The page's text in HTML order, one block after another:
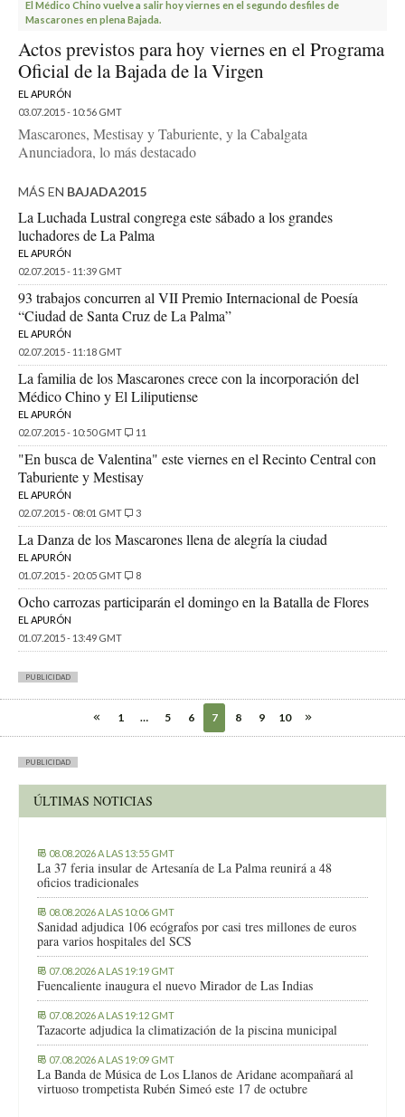
El Médico Chino vuelve a salir hoy viernes en el segundo desfiles de
Mascarones en plena Bajada.
Actos previstos para hoy viernes en el Programa
Oficial de la Bajada de la Virgen
EL APURÓN
03.07.2015 - 10:56 GMT
Mascarones, Mestisay y Taburiente, y la Cabalgata
Anunciadora, lo más destacado
MÁS EN BAJADA2015
La Luchada Lustral congrega este sábado a los grandes
luchadores de La Palma
EL APURÓN
02.07.2015 - 11:39 GMT
93 trabajos concurren al VII Premio Internacional de Poesía
“Ciudad de Santa Cruz de La Palma”
EL APURÓN
02.07.2015 - 11:18 GMT
La familia de los Mascarones crece con la incorporación del
Médico Chino y El Liliputiense
EL APURÓN
02.07.2015 - 10:50 GMT
11
"En busca de Valentina" este viernes en el Recinto Central con
Taburiente y Mestisay
EL APURÓN
02.07.2015 - 08:01 GMT
3
La Danza de los Mascarones llena de alegría la ciudad
EL APURÓN
01.07.2015 - 20:05 GMT
8
Ocho carrozas participarán el domingo en la Batalla de Flores
EL APURÓN
01.07.2015 - 13:49 GMT
PUBLICIDAD
1 … 5 6 7 8 9 10
PUBLICIDAD
ÚLTIMAS NOTICIAS
08.08.2026 A LAS 13:55 GMT
La 37 feria insular de Artesanía de La Palma reunirá a 48
oficios tradicionales
08.08.2026 A LAS 10:06 GMT
Sanidad adjudica 106 ecógrafos por casi tres millones de euros
para varios hospitales del SCS
07.08.2026 A LAS 19:19 GMT
Fuencaliente inaugura el nuevo Mirador de Las Indias
07.08.2026 A LAS 19:12 GMT
Tazacorte adjudica la climatización de la piscina municipal
07.08.2026 A LAS 19:09 GMT
La Banda de Música de Los Llanos de Aridane acompañará al
virtuoso trompetista Rubén Simeó este 17 de octubre